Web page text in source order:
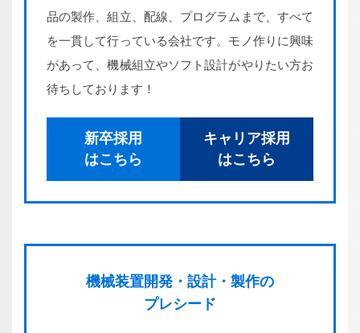
品の製作、組立、配線、プログラムまで、すべて
を一貫して行っている会社です。モノ作りに興味
があって、機械組立やソフト設計がやりたい方お
待ちしております！
新卒採用
はこちら
キャリア採用
はこちら
機械装置開発・ 設計・ 製作の
プレシード